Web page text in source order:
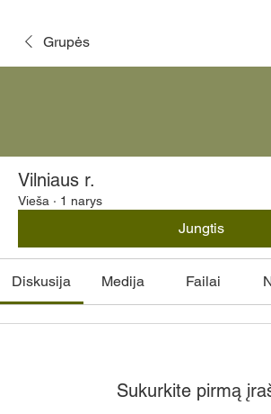
Grupės
Vilniaus r.
Vieša · 1 narys
Jungtis
Diskusija Medija Failai
Sukurkite pirmą